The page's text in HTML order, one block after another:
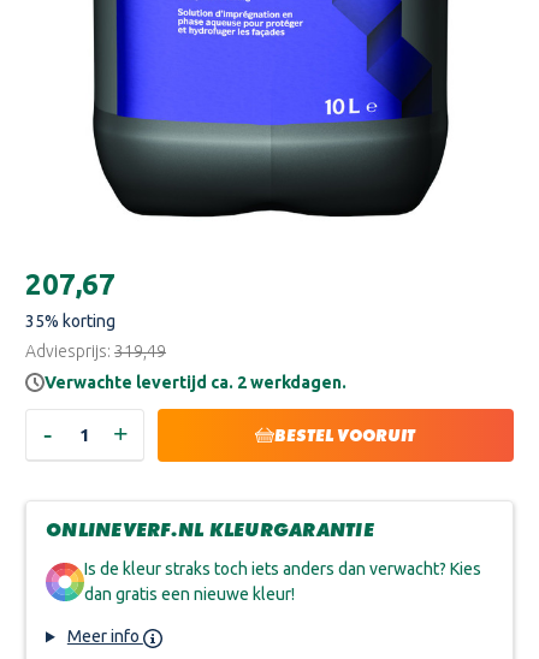
voorraad:
€207,67
35% korting
Adviesprijs: €319,49
Verwachte levertijd ca. 2 werkdagen.
HOEVEELHEID
VAN
ALPHA
SI
- HOEVEELHEID
VAN
ALPHA
SI
+ BESTEL VOORUIT
ONLINEVERF.NL KLEURGARANTIE
Is de kleur straks toch iets anders dan verwacht? Kies
dan gratis een nieuwe kleur!
Meer info